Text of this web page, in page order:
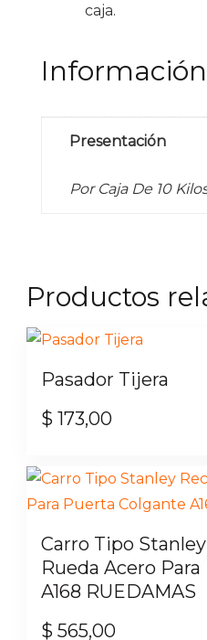
caja.
Presentación
Por Caja De 10
Productos
Pasador Tijera
$ 173,00
producto
tiene
variantes.
Las
Carro Tipo
Rueda Acero
A168 RUEDAMAS
$ 565,00